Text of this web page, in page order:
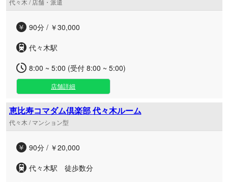
代々木 / 店舗・派遣
90分 / ￥30,000
代々木駅
8:00 ~ 5:00 (受付 8:00 ~ 5:00)
店舗詳細
恵比寿コマダム倶楽部 代々木ルーム
代々木 / マンション型
90分 / ￥20,000
代々木駅 徒歩数分